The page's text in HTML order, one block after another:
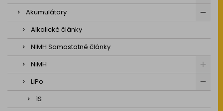
Akumulátory
Alkalické články
NIMH Samostatné články
NiMH
LiPo
1S